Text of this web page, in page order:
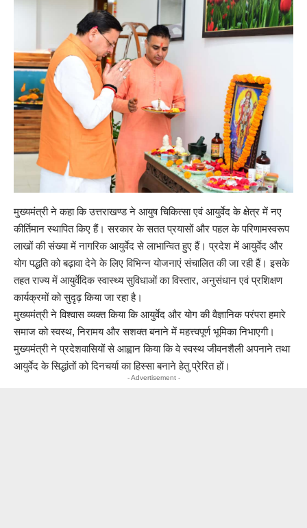
मुख्यमंत्री ने कहा कि उत्तराखण्ड ने आयुष चिकित्सा एवं आयुर्वेद के क्षेत्र में नए
कीर्तिमान स्थापित किए हैं। सरकार के सतत प्रयासों और पहल के परिणामस्वरूप
लाखों की संख्या में नागरिक आयुर्वेद से लाभान्वित हुए हैं। प्रदेश में आयुर्वेद और
योग पद्धति को बढ़ावा देने के लिए विभिन्न योजनाएं संचालित की जा रही हैं। इसके
तहत राज्य में आयुर्वेदिक स्वास्थ्य सुविधाओं का विस्तार, अनुसंधान एवं प्रशिक्षण
कार्यक्रमों को सुदृढ़ किया जा रहा है।
मुख्यमंत्री ने विश्वास व्यक्त किया कि आयुर्वेद और योग की वैज्ञानिक परंपरा हमारे
समाज को स्वस्थ, निरामय और सशक्त बनाने में महत्त्वपूर्ण भूमिका निभाएगी।
मुख्यमंत्री ने प्रदेशवासियों से आह्वान किया कि वे स्वस्थ जीवनशैली अपनाने तथा
आयुर्वेद के सिद्धांतों को दिनचर्या का हिस्सा बनाने हेतु प्रेरित हों।
- Advertisement -